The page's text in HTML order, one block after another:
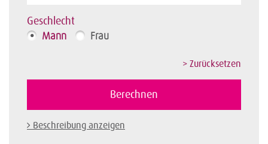
Geschlecht
Mann Frau
Beschreibung anzeigen